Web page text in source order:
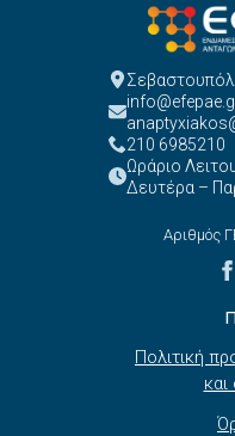
210 6985210
Ωράριο
Δευτέρα –
Αριθμός
Πολιτική